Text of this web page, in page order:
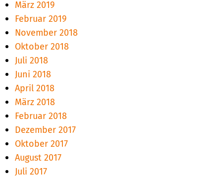
März 2019
Februar 2019
November 2018
Oktober 2018
Juli 2018
Juni 2018
April 2018
März 2018
Februar 2018
Dezember 2017
Oktober 2017
August 2017
Juli 2017